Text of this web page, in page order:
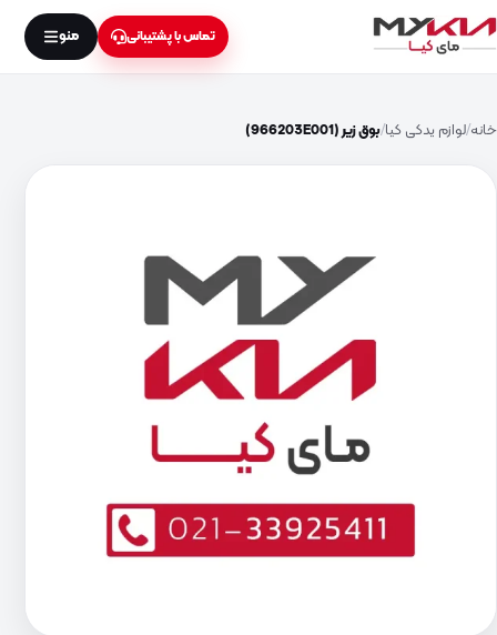
تماس با پشتیبانی منو
خانه لوازم یدکی کیا بوق زیر (966203E001)